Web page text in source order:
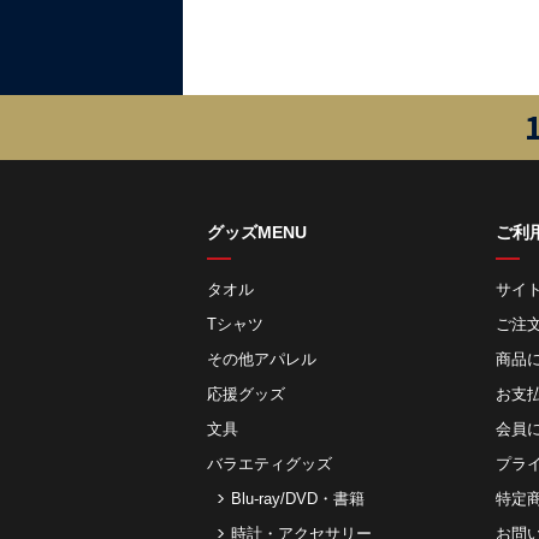
グッズMENU
タオル
Tシャツ
その他アパレル
応援グッズ
文具
バラエティグッズ
Blu-ray/DVD・書籍
時計・アクセサリー
ご利
サイ
ご注
商品
お⽀
会員
プラ
特定
お問